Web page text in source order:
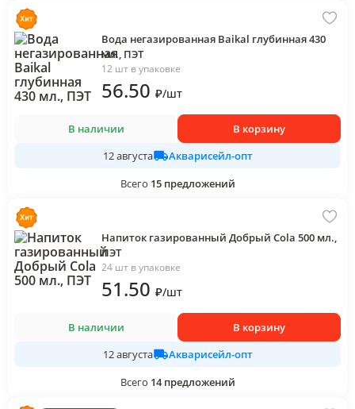
Вода негазированная Baikal глубинная 430
мл., ПЭТ
12 шт в упаковке
56.50 ₽/шт
В наличии
В корзину
12 августа
Акварисейл-опт
Всего 15 предложений
Напиток газированный Добрый Cola 500 мл.,
ПЭТ
24 шт в упаковке
51.50 ₽/шт
В наличии
В корзину
12 августа
Акварисейл-опт
Всего 14 предложений